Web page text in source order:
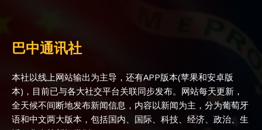
巴中通讯社
本社以线上网站输出为主导，还有APP版本(苹果和安卓版
本)，目前已与各大社交平台关联同步发布。网站每天更新，
全天候不间断地发布新闻信息，内容以新闻为主，分为葡萄牙
语和中文两大版本，包括国内、国际、科技、经济、政治、生